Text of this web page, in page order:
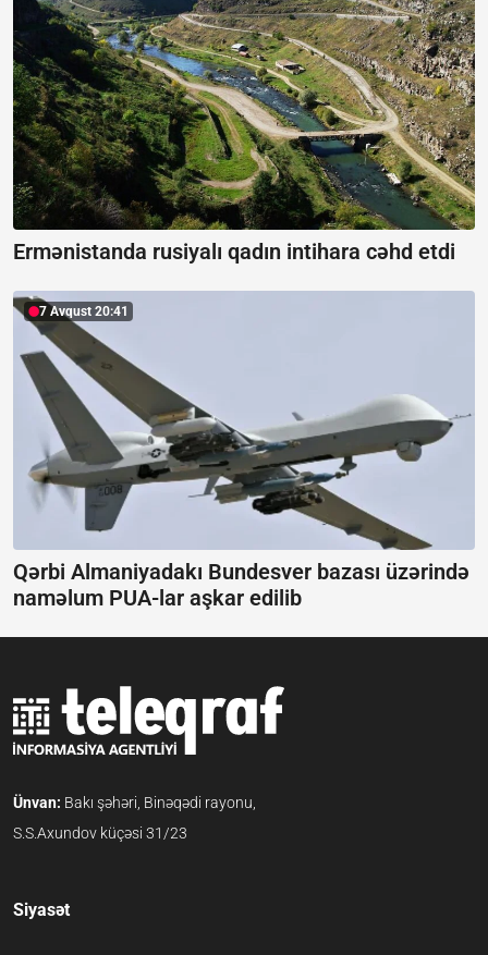
Ermənistanda rusiyalı qadın intihara cəhd etdi
7 Avqust 20:41
Qərbi Almaniyadakı Bundesver bazası üzərində
naməlum PUA-lar aşkar edilib
Ünvan: Bakı şəhəri, Binəqədi rayonu,
S.S.Axundov küçəsi 31/23
Siyasət